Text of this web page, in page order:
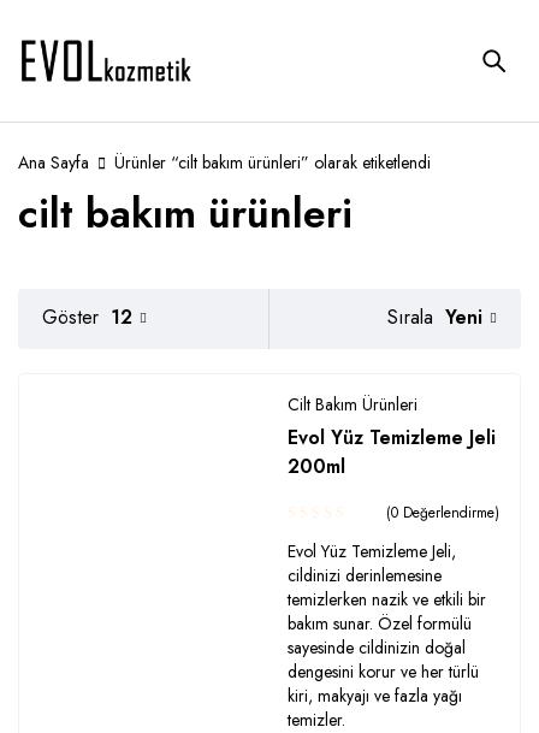
Ana Sayfa Ürünler “cilt bakım ürünleri” olarak etiketlendi
cilt bakım ürünleri
Sırala Yeni
Göster 12
Cilt Bakım Ürünleri
Evol Yüz Temizleme Jeli
200ml
(0 Değerlendirme)
Evol Yüz Temizleme Jeli,
cildinizi derinlemesine
temizlerken nazik ve etkili bir
bakım sunar. Özel formülü
sayesinde cildinizin doğal
dengesini korur ve her türlü
kiri, makyajı ve fazla yağı
temizler.